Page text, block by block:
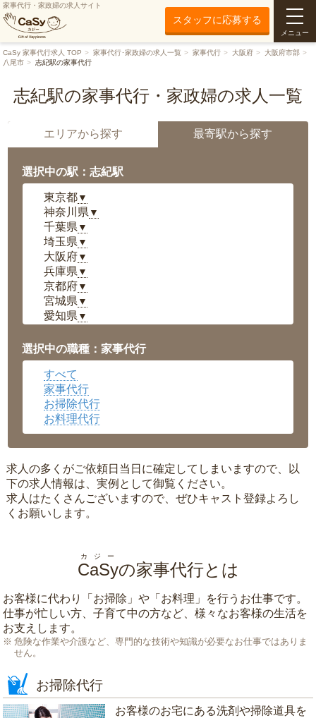
家事代行・家政婦の求人サイト
スタッフに応募する
メニュー
CaSy 家事代行求人 TOP 家事代行･家政婦の求人一覧 家事代行 大阪府
大阪府市部
八尾市
志紀駅の家事代行
志紀駅の家事代行・家政婦の求人一覧
エリアから探す 最寄駅から探す
選択中の駅：志紀駅
東京都▼
神奈川県 ▼
千葉県 ▼
埼玉県 ▼
大阪府▼
兵庫県 ▼
京都府▼
宮城県 ▼
愛知県 ▼
岡山県▼
広島県▼
沖縄県
選択中の職種：家事代行
すべて
家事代行
お掃除代行
お料理代行
求人の多くがご依頼日当日に確定してしまいますので、以
下の求人情報は、実例として御覧ください。
求人はたくさんございますので、ぜひキャスト登録よろし
くお願いします。
CaSy
カジー
の家事代行とは
お客様に代わり「 お掃除 」や「 お料理 」を行うお仕事です。
仕事が忙しい方、子育て中の方など、様々なお客様の生活を
お支えします。
危険な作業や介護など、専門的な技術や知識が必要なお仕事ではありま
せん。
お掃除代行
お客様のお宅にある洗剤や掃除道具を